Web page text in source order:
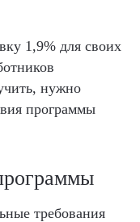
1,9% для своих
нужно
программы
требования